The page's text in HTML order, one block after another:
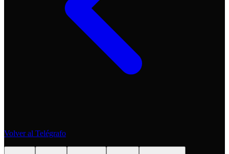
Volver al Telégrafo